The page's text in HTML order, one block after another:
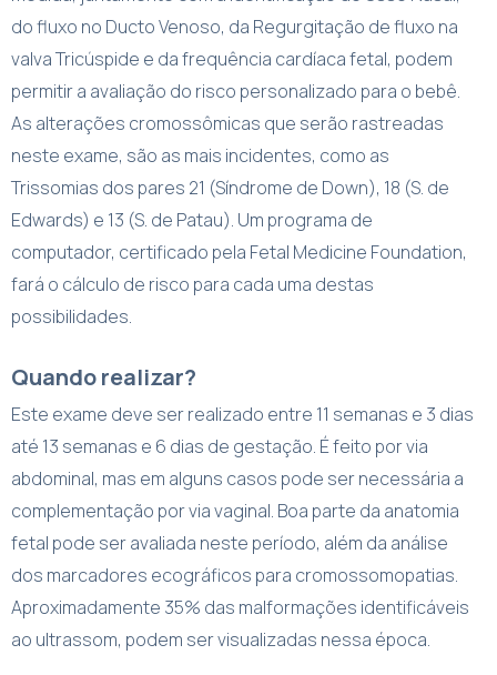
do fluxo no Ducto Venoso, da Regurgitação de fluxo na
valva Tricúspide e da frequência cardíaca fetal, podem
permitir a avaliação do risco personalizado para o bebê.
As alterações cromossômicas que serão rastreadas
neste exame, são as mais incidentes, como as
Trissomias dos pares 21 (Síndrome de Down), 18 (S. de
Edwards) e 13 (S. de Patau). Um programa de
computador, certificado pela Fetal Medicine Foundation,
fará o cálculo de risco para cada uma destas
possibilidades.‍
Quando realizar?
Este exame deve ser realizado entre 11 semanas e 3 dias
até 13 semanas e 6 dias de gestação. É feito por via
abdominal, mas em alguns casos pode ser necessária a
complementação por via vaginal. Boa parte da anatomia
fetal pode ser avaliada neste período, além da análise
dos marcadores ecográficos para cromossomopatias.
Aproximadamente 35% das malformações identificáveis
ao ultrassom, podem ser visualizadas nessa época.